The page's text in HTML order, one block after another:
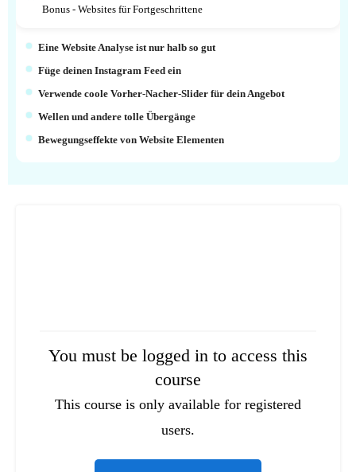
You must be logged in to access this
course
This course is only available for registered
users.
Bonus - Websites für Fortgeschrittene
Eine Website Analyse ist nur halb so gut
Füge deinen Instagram Feed ein
Verwende coole Vorher-Nacher-Slider für dein Angebot
Wellen und andere tolle Übergänge
Bewegungseffekte von Website Elementen